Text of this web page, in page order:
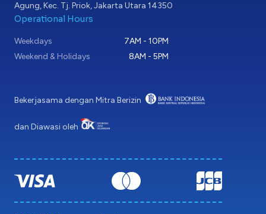
Agung, Kec. Tj. Priok, Jakarta Utara 14350
Operational Hours
Weekdays
7AM - 10PM
Weekend & Holidays
8AM - 5PM
Bekerjasama dengan Mitra Berizin
dan Diawasi oleh